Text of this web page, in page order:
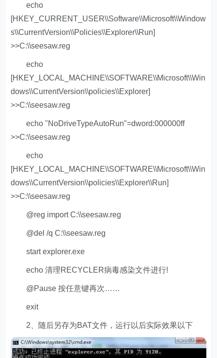
echo
[HKEY_CURRENT_USER\\Software\\Microsoft\\Window
s\\CurrentVersion\\Policies\\Explorer\\Run]
>>C:\\seesaw.reg
echo
[HKEY_LOCAL_MACHINE\\SOFTWARE\\Microsoft\\Win
dows\\CurrentVersion\\policies\\Explorer]
>>C:\\seesaw.reg
echo "NoDriveTypeAutoRun"=dword:000000ff
>>C:\\seesaw.reg
echo
[HKEY_LOCAL_MACHINE\\SOFTWARE\\Microsoft\\Win
dows\\CurrentVersion\\policies\\Explorer\\Run]
>>C:\\seesaw.reg
@reg import C:\\seesaw.reg
@del /q C:\\seesaw.reg
start explorer.exe
echo 清理RECYCLER病毒感染文件进行!
@Pause 按任意键再次……
exit
2、随后另存为BAT文件，运行以后实际效果以下